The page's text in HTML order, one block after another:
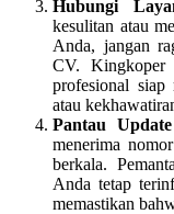
Hubungi
kesulitan atau
Anda, jangan
CV. Kingkoper
profesional siap
atau
Pantau
menerima
berkala.
Anda tetap
memastikan